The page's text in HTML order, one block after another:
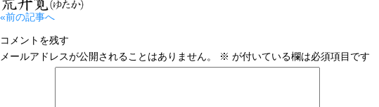
«前の記事へ
コメントを残す
メールアドレスが公開されることはありません。
※ が付いている欄は必須項目です